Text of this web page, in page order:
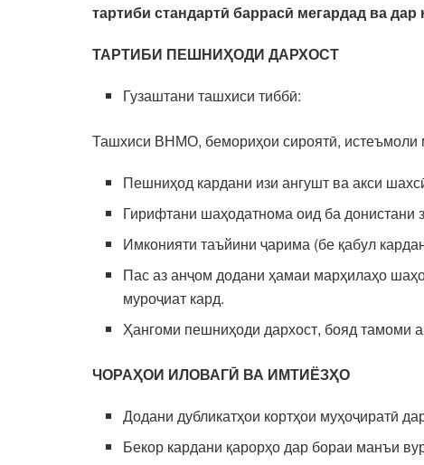
тартиби стандартӣ баррасӣ мегардад ва
ТАРТИБИ ПЕШНИҲОДИ ДАРХОСТ
Гузаштани ташхиси тиббӣ:
Ташхиси ВНМО, бемориҳои сироятӣ, истеъмоли
Пешниҳод кардани изи ангушт ва акси
Гирифтани шаҳодатнома оид ба донистани
Имконияти таъйини ҷарима (бе қабул
Пас аз анҷом додани ҳамаи марҳилаҳо
муроҷиат кард.
Ҳангоми пешниҳоди дархост, бояд тамоми
ЧОРАҲОИ ИЛОВАГӢ ВА ИМТИЁЗҲО
Додани дубликатҳои кортҳои муҳоҷиратӣ
Бекор кардани қарорҳо дар бораи манъи